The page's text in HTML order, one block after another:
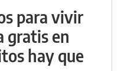
para vivir
gratis en
hay que